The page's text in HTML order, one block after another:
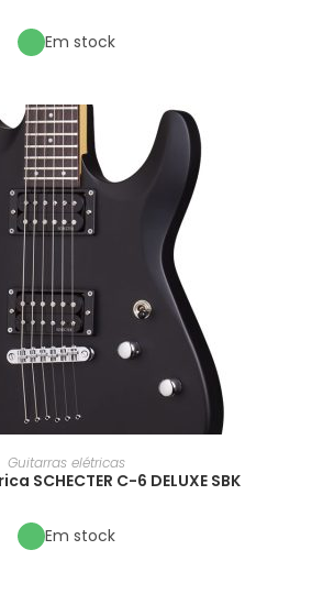
Em stock
Guitarras elétricas
SCHECTER C-6 DELUXE SBK
Em stock